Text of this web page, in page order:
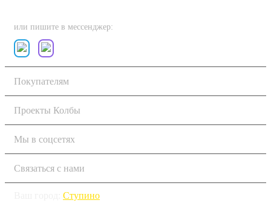
или пишите в мессенджер:
Покупателям
Проекты Колбы
Мы в соцсетях
Связаться с нами
Ступино